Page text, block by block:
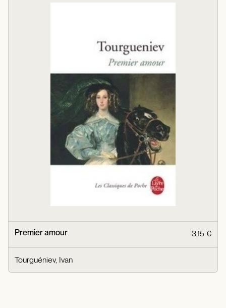
Premier amour 3,15 €
Tourguéniev, Ivan